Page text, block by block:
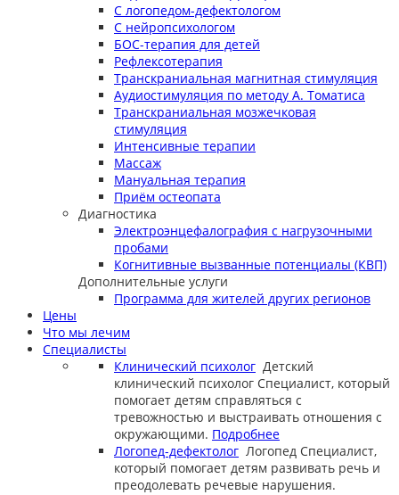
С логопедом-дефектологом
С нейропсихологом
БОС-терапия для детей
Рефлексотерапия
Транскраниальная магнитная стимуляция
Аудиостимуляция по методу А. Томатиса
Транскраниальная мозжечковая
стимуляция
Интенсивные терапии
Массаж
Мануальная терапия
Приём остеопата
Диагностика
Электроэнцефалография с нагрузочными
пробами
Когнитивные вызванные потенциалы (КВП)
Дополнительные услуги
Программа для жителей других регионов
Цены
Что мы лечим
Специалисты
Клинический психолог Детский
клинический психолог Специалист, который
помогает детям справляться с
тревожностью и выстраивать отношения с
окружающими. Подробнее
Логопед-дефектолог Логопед Специалист,
который помогает детям развивать речь и
преодолевать речевые нарушения.